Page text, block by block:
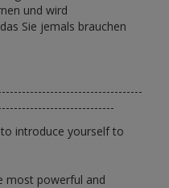
und wird
Sie jemals brauchen
introduce yourself to
most powerful and